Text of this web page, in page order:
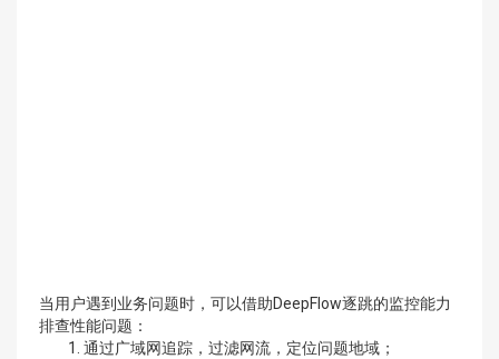
当用户遇到业务问题时，可以借助DeepFlow逐跳的监控能力
排查性能问题：
通过广域网追踪，过滤网流，定位问题地域；